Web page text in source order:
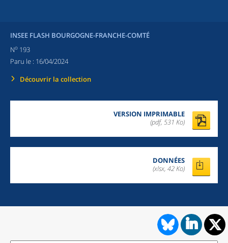
INSEE FLASH BOURGOGNE-FRANCHE-COMTÉ
No 193
Paru le : 16/04/2024
Découvrir la collection
VERSION IMPRIMABLE
(pdf, 531 Ko)
DONNÉES
(xlsx, 42 Ko)